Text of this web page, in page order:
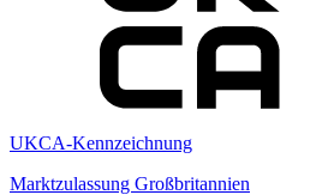
UKCA-Kennzeichnung
Marktzulassung Großbritannien